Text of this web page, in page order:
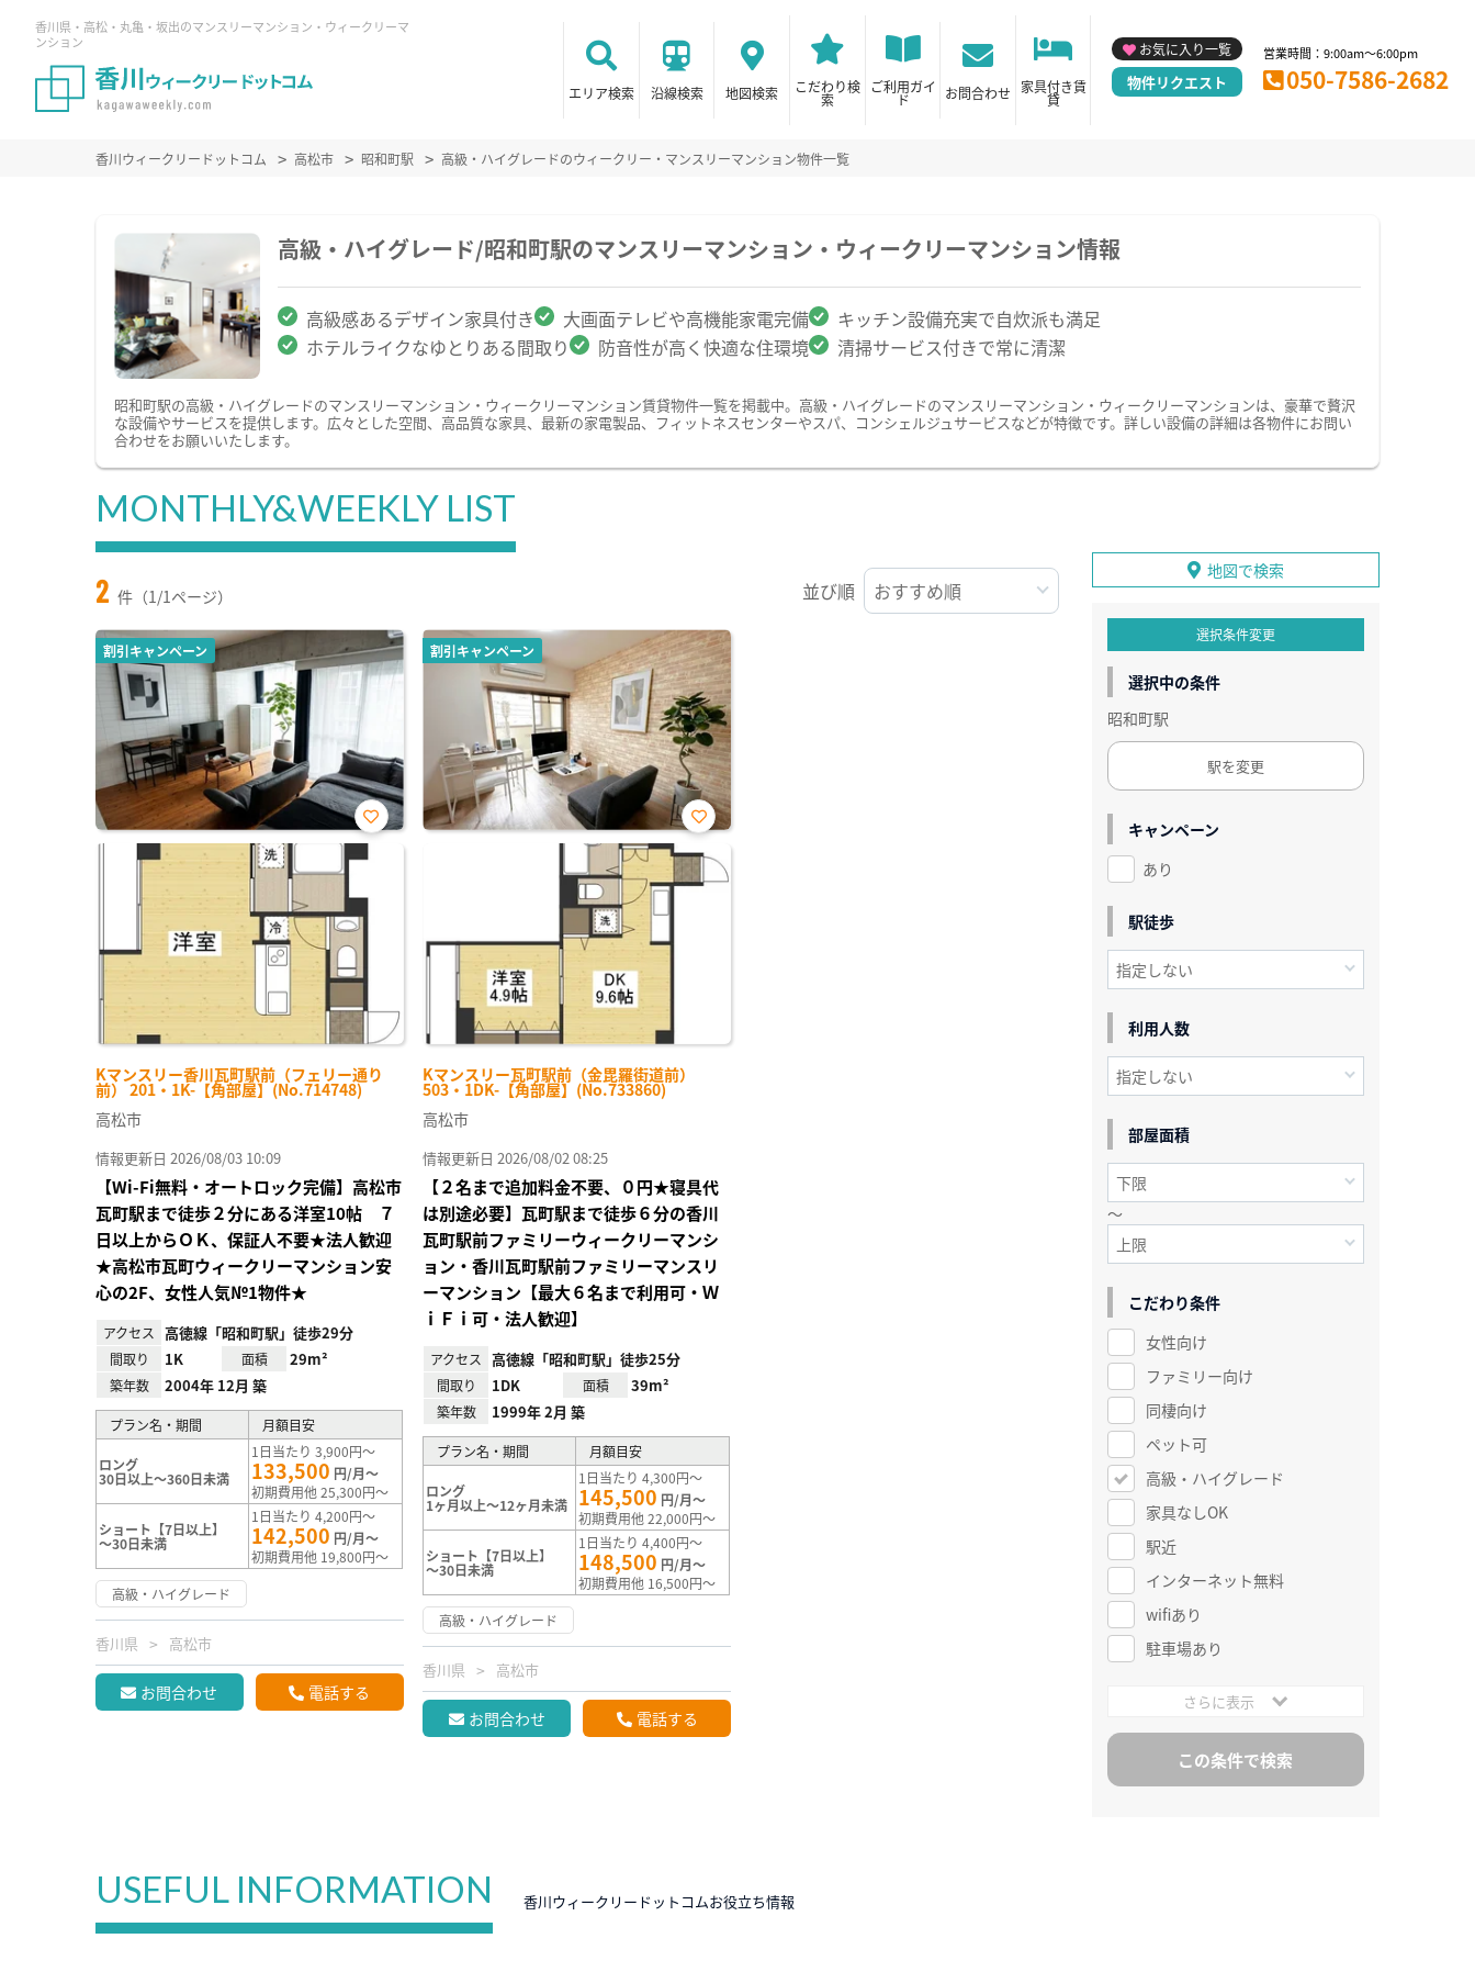
香川県・高松・丸亀・坂出のマンスリーマンション・ウィークリーマ
ンション
エリア検索 沿線検索 地図検索 こだわり検
索
ご利用ガイ
ド お問合わせ 家具付き賃
貸
お気に入り一覧
物件リクエスト
営業時間：9:00am～6:00pm
050-7586-2682
香川ウィークリードットコム 高松市 昭和町駅 高級・ハイグレードのウィークリー・マンスリーマンション物件一覧
高級・ハイグレード/昭和町駅のマンスリーマンション・ウィークリーマンション情報
高級感あるデザイン家具付き 大画面テレビや高機能家電完備
キッチン設備充実で自炊派も満足
ホテルライクなゆとりある間取り
防音性が高く快適な住環境 清掃サービス付きで常に清潔
昭和町駅の高級・ハイグレードのマンスリーマンション・ウィークリーマンション賃貸物件一覧を掲載中。高級・ハイグレードのマンスリーマンション・ウィークリーマンションは、豪華で贅沢
な設備やサービスを提供します。広々とした空間、高品質な家具、最新の家電製品、フィットネスセンターやスパ、コンシェルジュサービスなどが特徴です。詳しい設備の詳細は各物件にお問い
合わせをお願いいたします。
MONTHLY&WEEKLY LIST
2 件（1/1ページ） 並び順
割引キャンペーン
Kマンスリー香川瓦町駅前（フェリー通り
前） 201・1K-【角部屋】(No.714748)
お気
に入
高松市
情報更新日 2026/08/03 10:09
【Wi-Fi無料・オートロック完備】高松市
瓦町駅まで徒歩２分にある洋室10帖 ７
日以上からＯＫ、保証人不要★法人歓迎
★高松市瓦町ウィークリーマンション安
心の2F、女性人気№1物件★
アクセス 高徳線「昭和町駅」徒歩29分
間取り 1K 面積 29m²
築年数 2004年 12月 築
プラン名・期間 月額目安
ロング
30日以上～360日未満
1日当たり 3,900円～
133,500 円/月～
初期費用他 25,300円～
ショート【7日以上】
～30日未満
1日当たり 4,200円～
142,500 円/月～
初期費用他 19,800円～
高級・ハイグレード
香川県 高松市
お問合わせ 電話する
割引キャンペーン
Kマンスリー瓦町駅前（金毘羅街道前）
503・1DK-【角部屋】(No.733860)
お気
に入
録
高松市
情報更新日 2026/08/02 08:25
【２名まで追加料金不要、０円★寝具代
は別途必要】瓦町駅まで徒歩６分の香川
瓦町駅前ファミリーウィークリーマンシ
ョン・香川瓦町駅前ファミリーマンスリ
ーマンション【最大６名まで利用可・Ｗ
ｉＦｉ可・法人歓迎】
アクセス 高徳線「昭和町駅」徒歩25分
間取り 1DK 面積 39m²
築年数 1999年 2月 築
プラン名・期間 月額目安
ロング
1ヶ月以上～12ヶ月未満
1日当たり 4,300円～
145,500 円/月～
初期費用他 22,000円～
ショート【7日以上】
～30日未満
1日当たり 4,400円～
148,500 円/月～
初期費用他 16,500円～
高級・ハイグレード
香川県 高松市
お問合わせ 電話する
地図で検索
選択条件変更
選択中の条件
昭和町駅
駅を変更
キャンペーン
あり
駅徒歩
利用人数
部屋面積
～
こだわり条件
女性向け
ファミリー向け
同棲向け
ペット可
高級・ハイグレード
家具なしOK
駅近
インターネット無料
wifiあり
駐車場あり
さらに表示
USEFUL INFORMATION 香川ウィークリードットコムお役立ち情報